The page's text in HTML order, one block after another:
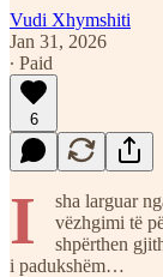
Vudi Xhymshiti
Jan 31, 2026
∙ Paid
6
I
sha larguar
vëzhgimi të
shpërthen
i padukshëm…